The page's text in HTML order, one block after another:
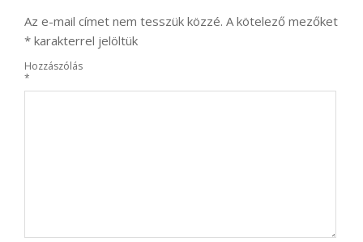
Az e-mail címet nem tesszük közzé. A kötelező mezőket
* karakterrel jelöltük
Hozzászólás
*